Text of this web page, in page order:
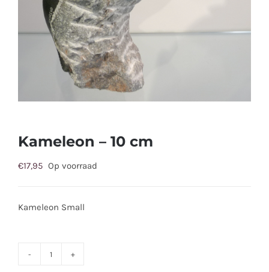
Kameleon – 10 cm
€17,95 Op voorraad
Kameleon Small